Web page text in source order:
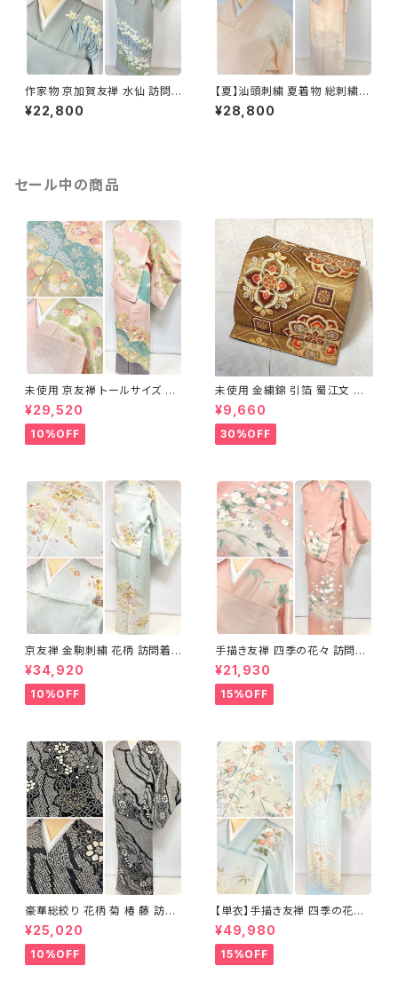
作家物 京加賀友禅 水仙 訪問着
正絹 袷 浅葱鼠 青緑 グレー 白
1157
¥22,800
【夏】汕頭刺繍 夏着物 総刺繍
絽 訪問着 正絹 オレンジ サーモ
ンピンク 水色 1243
¥28,800
セール中の商品
未使用 京友禅 トールサイズ 染
め分け 金彩 訪問着 袷 正絹 ピ
ンク 黄緑 紫 黄色 1438
¥29,520
10%OFF
未使用 金繍錦 引箔 蜀江文 唐
織 華紋 袋帯 正絹 金糸 ゴール
ド 赤 紫 710
¥9,660
30%OFF
京友禅 金駒刺繍 花柄 訪問着
正絹 水色 黄緑 パステルカラー
アイスグリーン 1433
¥34,920
10%OFF
手描き友禅 四季の花々 訪問着
袷 正絹 サーモンピンク クリー
ム 白 桃花色 1434
¥21,930
15%OFF
豪華総絞り 花柄 菊 椿 藤 訪問
着 鹿の子絞り ラメ 正絹 黒 白
グレー 1435
¥25,020
10%OFF
【単衣】手描き友禅 四季の花々
正絹 訪問着 水色 黄緑 白 パス
テルカラー 1431
¥49,980
15%OFF